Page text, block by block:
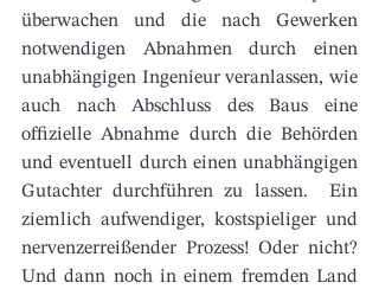
überwachen und die nach Gewerken
notwendigen Abnahmen durch einen
unabhängigen Ingenieur veranlassen, wie
auch nach Abschluss des Baus eine
offizielle Abnahme durch die Behörden
und eventuell durch einen unabhängigen
Gutachter durchführen zu lassen.  Ein
ziemlich aufwendiger, kostspieliger und
nervenzerreißender Prozess! Oder nicht?
Und dann noch in einem fremden Land